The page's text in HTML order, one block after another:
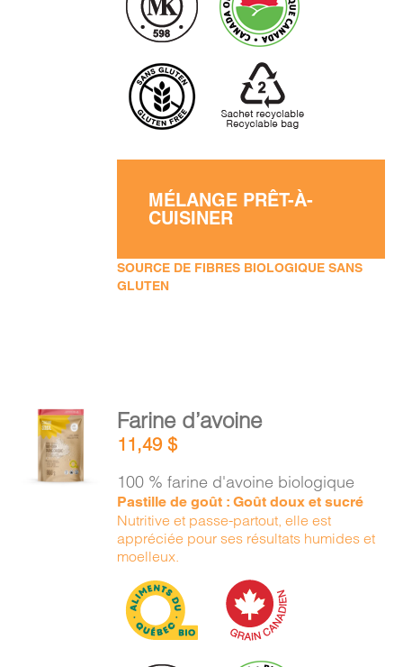
MÉLANGE PRÊT-À-
CUISINER
SOURCE DE FIBRES BIOLOGIQUE SANS
GLUTEN
AJOUTER
AU
PANIER
DÉTAILS
Farine d’avoine
11,49$
100 % farine d'avoine biologique
Pastille de goût : Goût doux et sucré
Nutritive et passe-partout, elle est
appréciée pour ses résultats humides et
moelleux.